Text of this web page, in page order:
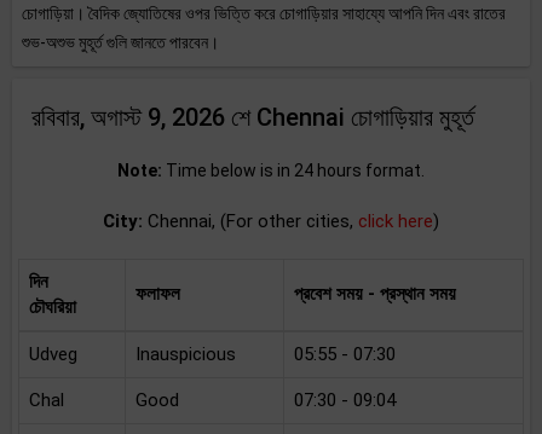
চোগাড়িয়া। বৈদিক জ্যোতিষের ওপর ভিত্তি করে চোগাড়িয়ার সাহায্যে আপনি দিন এবং রাতের
শুভ-অশুভ মুহূর্ত গুলি জানতে পারবেন।
রবিবার, অগাস্ট 9, 2026 শে Chennai চোগাড়িয়ার মুহূর্ত
Note: Time below is in 24 hours format.
City: Chennai, (For other cities, click here)
দিন
চৌঘরিয়া
ফলাফল প্রবেশ সময় - প্রস্থান সময়
Udveg Inauspicious 05:55 - 07:30
Chal Good 07:30 - 09:04